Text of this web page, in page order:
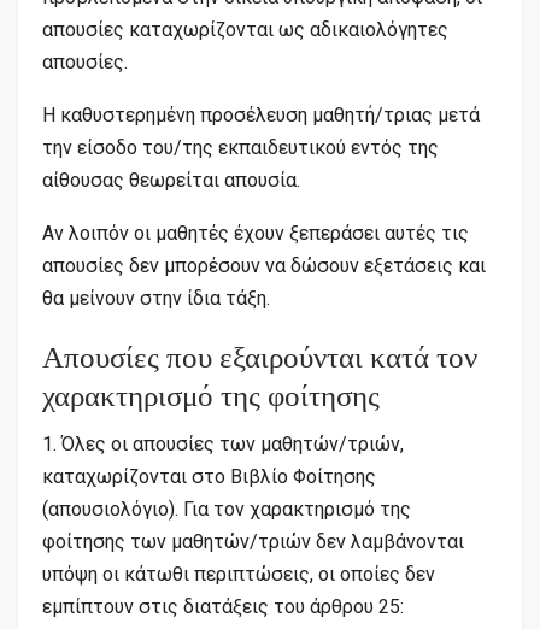
απουσίες καταχωρίζονται ως αδικαιολόγητες
απουσίες.
Η καθυστερημένη προσέλευση μαθητή/τριας μετά
την είσοδο του/της εκπαιδευτικού εντός της
αίθουσας θεωρείται απουσία.
Αν λοιπόν οι μαθητές έχουν ξεπεράσει αυτές τις
απουσίες δεν μπορέσουν να δώσουν εξετάσεις και
θα μείνουν στην ίδια τάξη.
Απουσίες που εξαιρούνται κατά τον
χαρακτηρισμό της φοίτησης
1. Όλες οι απουσίες των μαθητών/τριών,
καταχωρίζονται στο Βιβλίο Φοίτησης
(απουσιολόγιο). Για τον χαρακτηρισμό της
φοίτησης των μαθητών/τριών δεν λαμβάνονται
υπόψη οι κάτωθι περιπτώσεις, οι οποίες δεν
εμπίπτουν στις διατάξεις του άρθρου 25: